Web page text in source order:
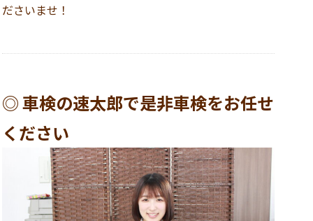
ださいませ！
◎ 車検の速太郎で是非車検をお任せ
ください